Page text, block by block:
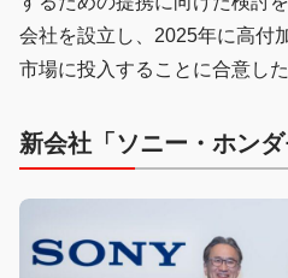
会社を設立し、2025年に高付
市場に投入することに合意した
新会社「ソニー・ホン